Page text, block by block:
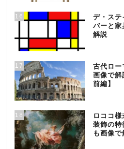
16
デ・ステ
バーと家
解説
17
古代ロー
画像で解
前編】
18
ロココ
装飾の特
も画像で